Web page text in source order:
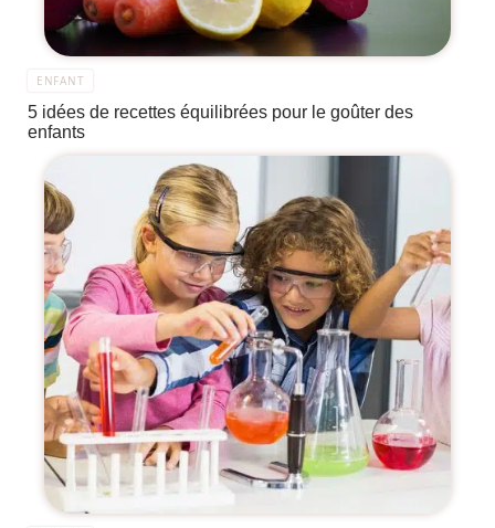
ENFANT
5 idées de recettes équilibrées pour le goûter des
enfants